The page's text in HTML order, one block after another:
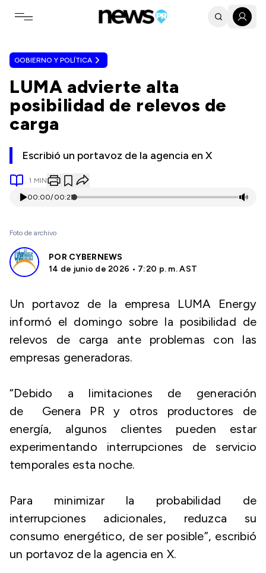
Toggle navigation menu
GOBIERNO Y POLÍTICA
LUMA advierte alta
posibilidad de relevos de
carga
Escribió un portavoz de la agencia en X
1 MIN
00:00/00:27
Foto de archivo
POR CYBERNEWS
14 de junio de 2026 • 7:20 p. m. AST
Un portavoz de la empresa LUMA Energy
informó el domingo sobre la posibilidad de
relevos de carga ante problemas con las
empresas generadoras.
“Debido a limitaciones de generación
de Genera PR⁠ y otros productores de
energía, algunos clientes pueden estar
experimentando interrupciones de servicio
temporales esta noche.
Para minimizar la probabilidad de
interrupciones adicionales, reduzca su
consumo energético, de ser posible”, escribió
un portavoz de la agencia en X.